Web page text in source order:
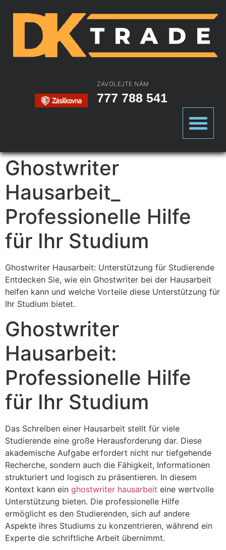
ZAVOLEJTE NÁM
777 788 541
Ghostwriter
Hausarbeit_
Professionelle Hilfe
für Ihr Studium
Ghostwriter Hausarbeit: Unterstützung für Studierende
Entdecken Sie, wie ein Ghostwriter bei der Hausarbeit
helfen kann und welche Vorteile diese Unterstützung für
Ihr Studium bietet.
Ghostwriter
Hausarbeit:
Professionelle Hilfe
für Ihr Studium
Das Schreiben einer Hausarbeit stellt für viele
Studierende eine große Herausforderung dar. Diese
akademische Aufgabe erfordert nicht nur tiefgehende
Recherche, sondern auch die Fähigkeit, Informationen
strukturiert und logisch zu präsentieren. In diesem
Kontext kann ein ghostwriter hausarbeit eine wertvolle
Unterstützung bieten. Die professionelle Hilfe
ermöglicht es den Studierenden, sich auf andere
Aspekte ihres Studiums zu konzentrieren, während ein
Experte die schriftliche Arbeit übernimmt.